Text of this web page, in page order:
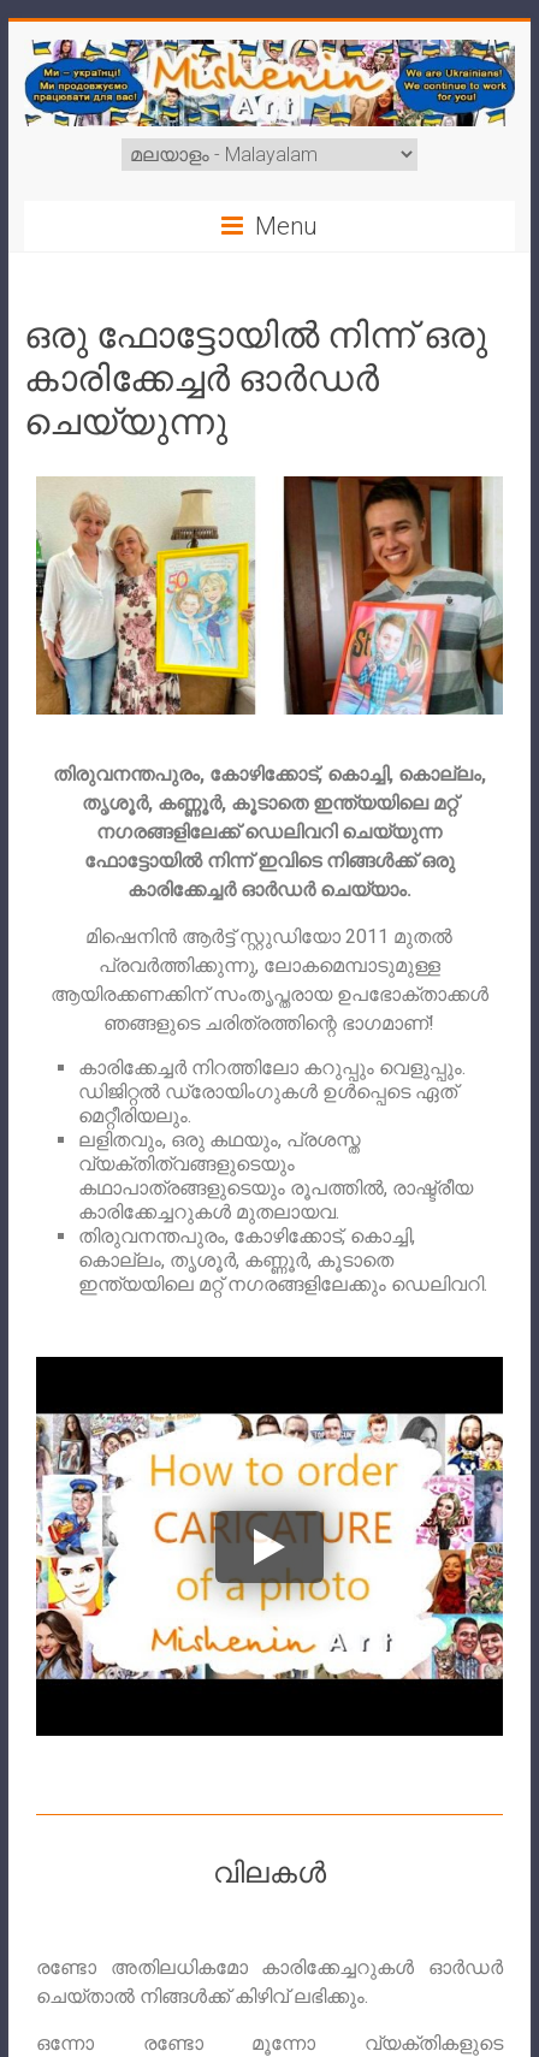
Menu
ഒരു ഫോട്ടോയിൽ നിന്ന് ഒരു
കാരിക്കേച്ചർ ഓർഡർ
ചെയ്യുന്നു
തിരുവനന്തപുരം, കോഴിക്കോട്, കൊച്ചി, കൊല്ലം,
തൃശൂർ, കണ്ണൂർ, കൂടാതെ ഇന്ത്യയിലെ മറ്റ്
നഗരങ്ങളിലേക്ക് ഡെലിവറി ചെയ്യുന്ന
ഫോട്ടോയിൽ നിന്ന് ഇവിടെ നിങ്ങൾക്ക് ഒരു
കാരിക്കേച്ചർ ഓർഡർ ചെയ്യാം.
മിഷെനിൻ ആർട്ട് സ്റ്റുഡിയോ 2011 മുതൽ
പ്രവർത്തിക്കുന്നു, ലോകമെമ്പാടുമുള്ള
ആയിരക്കണക്കിന് സംതൃപ്തരായ ഉപഭോക്താക്കൾ
ഞങ്ങളുടെ ചരിത്രത്തിന്റെ ഭാഗമാണ്!
കാരിക്കേച്ചർ നിറത്തിലോ കറുപ്പും വെളുപ്പും.
ഡിജിറ്റൽ ഡ്രോയിംഗുകൾ ഉൾപ്പെടെ ഏത്
മെറ്റീരിയലും.
ലളിതവും, ഒരു കഥയും, പ്രശസ്ത
വ്യക്തിത്വങ്ങളുടെയും
കഥാപാത്രങ്ങളുടെയും രൂപത്തിൽ, രാഷ്ട്രീയ
കാരിക്കേച്ചറുകൾ മുതലായവ.
തിരുവനന്തപുരം, കോഴിക്കോട്, കൊച്ചി,
കൊല്ലം, തൃശൂർ, കണ്ണൂർ, കൂടാതെ
ഇന്ത്യയിലെ മറ്റ് നഗരങ്ങളിലേക്കും ഡെലിവറി.
വിലകൾ
രണ്ടോ അതിലധികമോ കാരിക്കേച്ചറുകൾ ഓർഡർ
ചെയ്താൽ നിങ്ങൾക്ക് കിഴിവ് ലഭിക്കും.
ഒന്നോ രണ്ടോ മൂന്നോ വ്യക്തികളുടെ